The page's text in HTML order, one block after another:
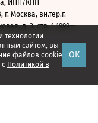
технологии
сайтом, вы
файлов cookie
с Политикой в
ОК
ИНН/КПП
г. Москва, вн.тер.г.
д. 3, стр. 1 1999—